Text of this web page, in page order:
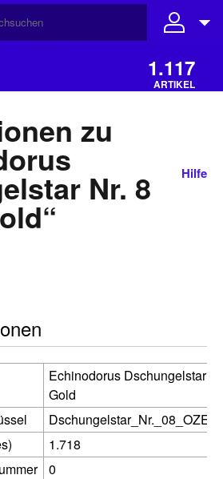
1.117
ARTIKEL
zu
Nr. 8 Hilfe
Echinodorus Dschungelstar
Gold
1.718
0